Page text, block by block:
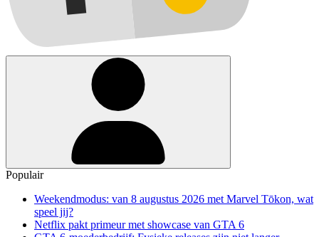
Populair
Weekendmodus: van 8 augustus 2026 met Marvel Tōkon, wat
speel jij?
Netflix pakt primeur met showcase van GTA 6